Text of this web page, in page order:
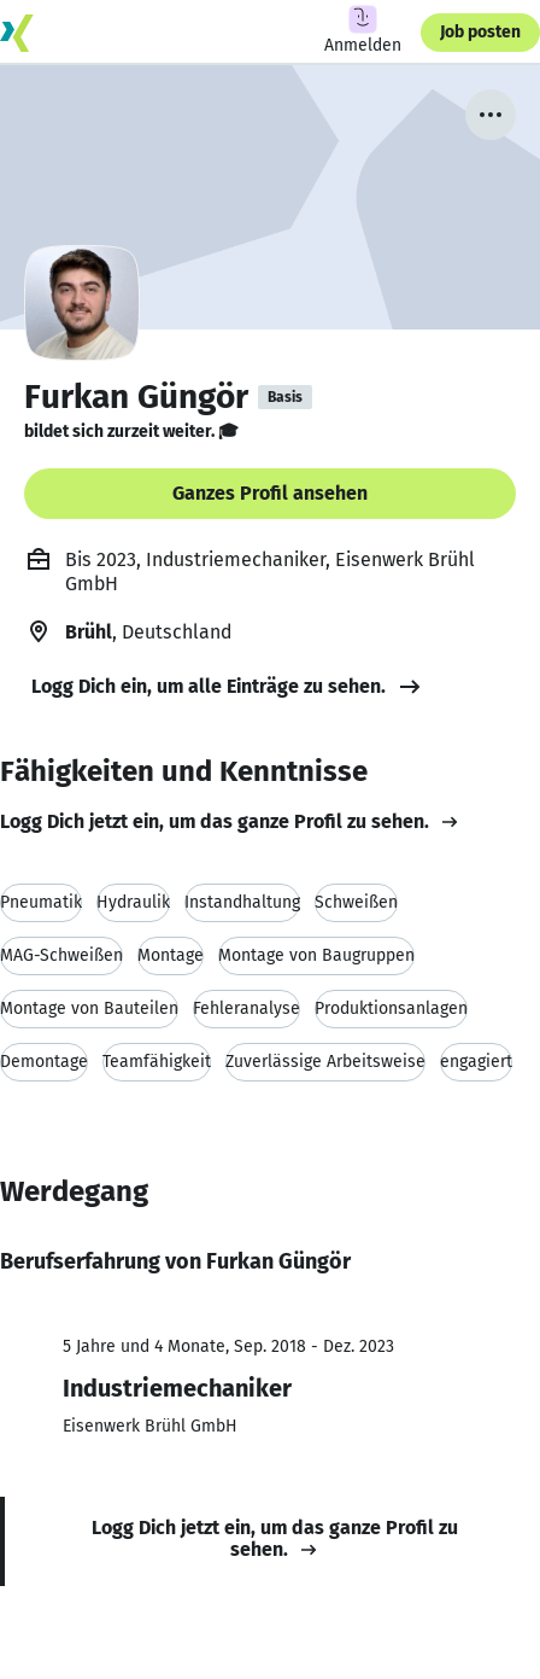
Anmelden
Job posten
Furkan Güngör Basis
bildet sich zurzeit weiter. 🎓
Ganzes Profil ansehen
Bis 2023, Industriemechaniker, Eisenwerk Brühl
GmbH
Brühl, Deutschland
Logg Dich ein, um alle Einträge zu sehen.
Fähigkeiten und Kenntnisse
Logg Dich jetzt ein, um das ganze Profil zu sehen.
Pneumatik Hydraulik Instandhaltung Schweißen
MAG-Schweißen Montage Montage von Baugruppen
Montage von Bauteilen Fehleranalyse Produktionsanlagen
Demontage Teamfähigkeit Zuverlässige Arbeitsweise engagiert
Werdegang
Berufserfahrung von Furkan Güngör
5 Jahre und 4 Monate, Sep. 2018 - Dez. 2023
Industriemechaniker
Eisenwerk Brühl GmbH
Logg Dich jetzt ein, um das ganze Profil zu
sehen.